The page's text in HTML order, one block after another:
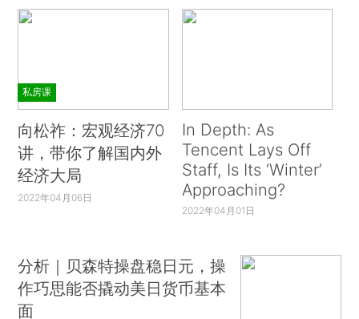
私房课
向松祚：宏观经济70
讲，带你了解国内外
经济大局
2022年04月06日
In Depth: As
Tencent Lays Off
Staff, Is Its ‘Winter’
Approaching?
2022年04月01日
分析｜贝森特操盘稳日元，操
作巧思能否撬动美日货币基本
面